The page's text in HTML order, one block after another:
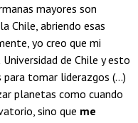
mayores son
Chile, abriendo esas
yo creo que mi
de Chile y esto
tomar liderazgos (...)
planetas como cuando
sino que me